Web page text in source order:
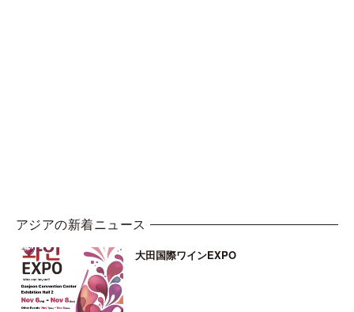
アジアの新着ニュース
大田国際ワインEXPO